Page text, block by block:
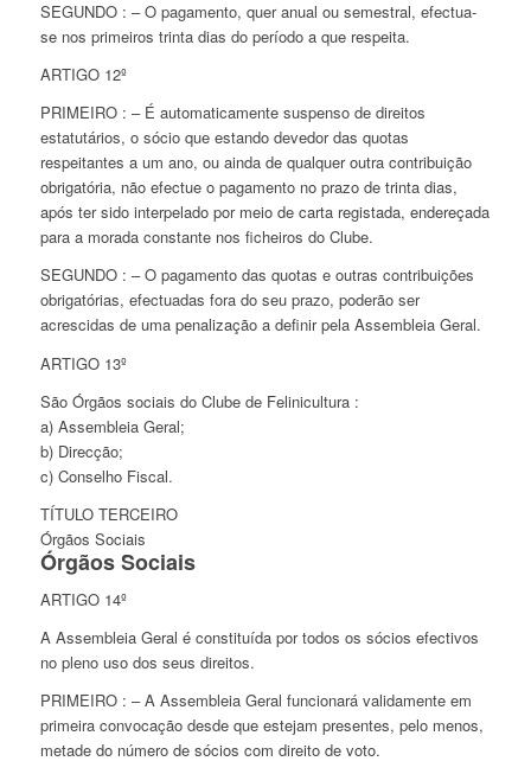
SEGUNDO : – O pagamento, quer anual ou semestral, efectua-
se nos primeiros trinta dias do período a que respeita.
ARTIGO 12º
PRIMEIRO : – É automaticamente suspenso de direitos
estatutários, o sócio que estando devedor das quotas
respeitantes a um ano, ou ainda de qualquer outra contribuição
obrigatória, não efectue o pagamento no prazo de trinta dias,
após ter sido interpelado por meio de carta registada, endereçada
para a morada constante nos ficheiros do Clube.
SEGUNDO : – O pagamento das quotas e outras contribuições
obrigatórias, efectuadas fora do seu prazo, poderão ser
acrescidas de uma penalização a definir pela Assembleia Geral.
ARTIGO 13º
São Órgãos sociais do Clube de Felinicultura :
a) Assembleia Geral;
b) Direcção;
c) Conselho Fiscal.
TÍTULO TERCEIRO
Órgãos Sociais
Órgãos Sociais
ARTIGO 14º
A Assembleia Geral é constituída por todos os sócios efectivos
no pleno uso dos seus direitos.
PRIMEIRO : – A Assembleia Geral funcionará validamente em
primeira convocação desde que estejam presentes, pelo menos,
metade do número de sócios com direito de voto.